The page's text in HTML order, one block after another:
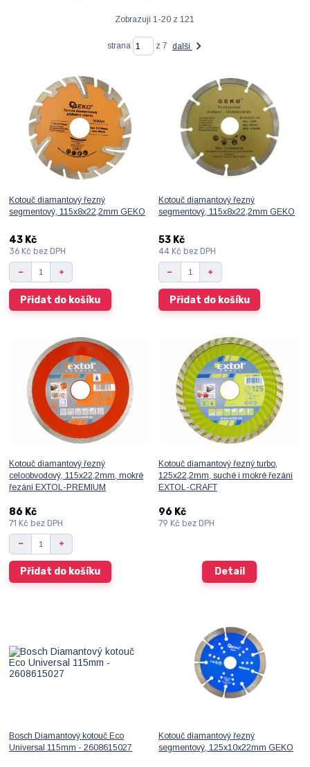
Zobrazuji 1-20 z 121
strana z 7 další
Kotouč diamantový řezný
segmentový, 115x8x22,2mm GEKO
43 Kč
36 Kč bez DPH
Přidat do košíku
Kotouč diamantový řezný
segmentový, 115x8x22,2mm GEKO
53 Kč
44 Kč bez DPH
Přidat do košíku
Kotouč diamantový řezný
celoobvodový, 115x22,2mm, mokré
řezání EXTOL-PREMIUM
86 Kč
71 Kčbez DPH
Přidat do košíku
Kotouč diamantový řezný turbo,
125x22,2mm, suché i mokré řezání
EXTOL-CRAFT
96 Kč
79 Kč bez DPH
Detail
Bosch Diamantový kotouč Eco
Universal 115mm - 2608615027
Kotouč diamantový řezný
segmentový, 125x10x22mm GEKO